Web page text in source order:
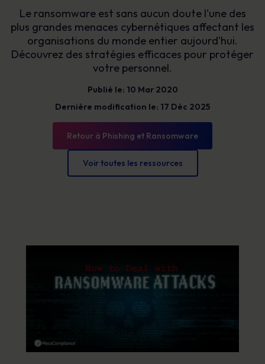
Le ransomware est sans aucun doute l'une des
plus grandes menaces cybernétiques affectant les
organisations du monde entier aujourd'hui.
Découvrez des stratégies efficaces pour protéger
votre personnel.
Publié le: 10 Mar 2020
Dernière modification le: 17 Déc 2025
Retour à Phishing et Ransomware
Voir toutes les ressources